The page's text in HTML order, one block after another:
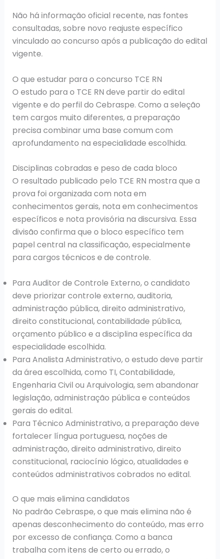
Não há informação oficial recente, nas fontes
consultadas, sobre novo reajuste específico
vinculado ao concurso após a publicação do edital
vigente.
O que estudar para o concurso TCE RN
O estudo para o TCE RN deve partir do edital
vigente e do perfil do Cebraspe. Como a seleção
tem cargos muito diferentes, a preparação
precisa combinar uma base comum com
aprofundamento na especialidade escolhida.
Disciplinas cobradas e peso de cada bloco
O resultado publicado pelo TCE RN mostra que a
prova foi organizada com nota em
conhecimentos gerais, nota em conhecimentos
específicos e nota provisória na discursiva. Essa
divisão confirma que o bloco específico tem
papel central na classificação, especialmente
para cargos técnicos e de controle.
Para Auditor de Controle Externo, o candidato
deve priorizar controle externo, auditoria,
administração pública, direito administrativo,
direito constitucional, contabilidade pública,
orçamento público e a disciplina específica da
especialidade escolhida.
Para Analista Administrativo, o estudo deve partir
da área escolhida, como TI, Contabilidade,
Engenharia Civil ou Arquivologia, sem abandonar
legislação, administração pública e conteúdos
gerais do edital.
Para Técnico Administrativo, a preparação deve
fortalecer língua portuguesa, noções de
administração, direito administrativo, direito
constitucional, raciocínio lógico, atualidades e
conteúdos administrativos cobrados no edital.
O que mais elimina candidatos
No padrão Cebraspe, o que mais elimina não é
apenas desconhecimento do conteúdo, mas erro
por excesso de confiança. Como a banca
trabalha com itens de certo ou errado, o